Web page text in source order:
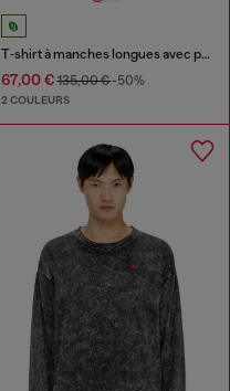
T‑shirt à manches longues avec panneaux uni
67,00 €135,00 €-50%
2 COULEURS